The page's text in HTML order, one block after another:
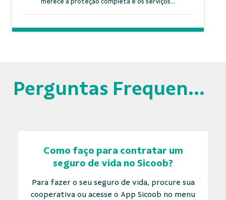
Perguntas Frequentes
Como faço para contratar um
seguro de vida no Sicoob?
Para fazer o seu seguro de vida, procure sua
cooperativa ou acesse o App Sicoob no menu